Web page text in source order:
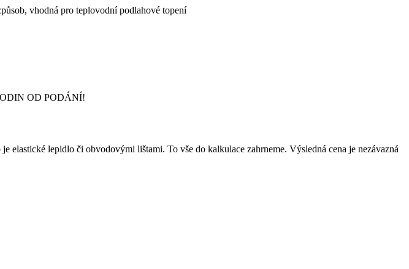
vhodná pro teplovodní podlahové topení
OD PODÁNÍ!
lepidlo či obvodovými lištami. To vše do kalkulace zahrneme. Výsledná cena je nezávazná